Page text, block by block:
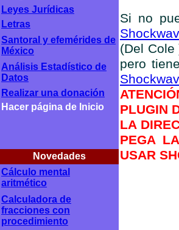
Si no
(Del
pero
PLUGIN
LA
PEGA
USAR
Leyes Jurídicas
Letras
Santoral y efemérides de
México
Análisis Estadístico de
Datos
Realizar una donación
Hacer página de Inicio
Novedades
Cálculo mental
aritmético
Calculadora de
fracciones con
procedimiento